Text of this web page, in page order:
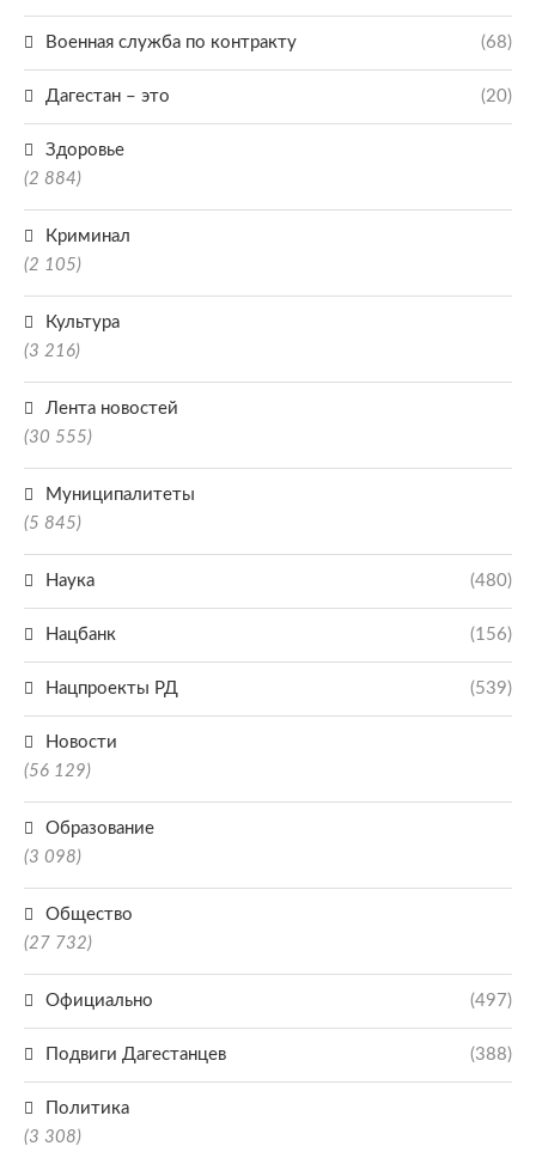
Военная служба по контракту (68)
Дагестан – это (20)
Здоровье
(2 884)
Криминал
(2 105)
Культура
(3 216)
Лента новостей
(30 555)
Муниципалитеты
(5 845)
Наука (480)
Нацбанк (156)
Нацпроекты РД (539)
Новости
(56 129)
Образование
(3 098)
Общество
(27 732)
Официально (497)
Подвиги Дагестанцев (388)
Политика
(3 308)